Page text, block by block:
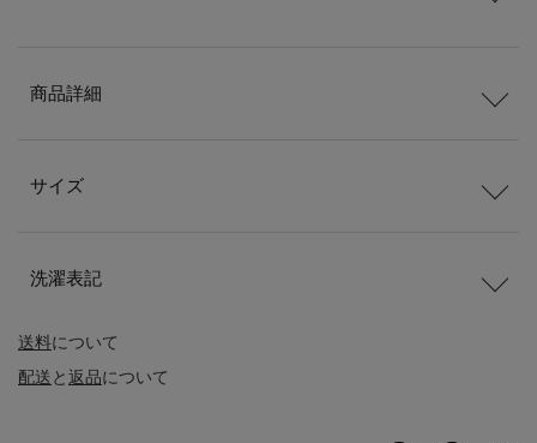
送料について
配送と返品について
商品詳細
サイズ
洗濯表記